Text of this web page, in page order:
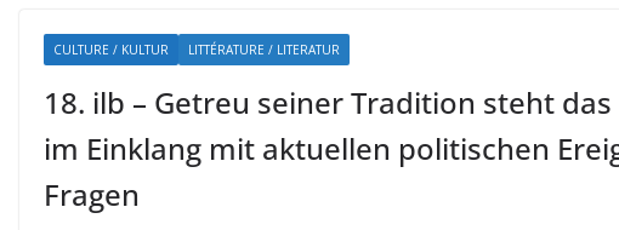
CULTURE / KULTUR LITTÉRATURE / LITERATUR
18. ilb – Getreu seiner Tradition steht
im Einklang mit aktuellen politischen
Fragen